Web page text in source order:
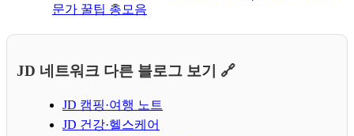
문가 꿀팁 총모음
JD 네트워크 다른 블로그 보기 🔗
JD 캠핑·여행 노트
JD 건강·헬스케어